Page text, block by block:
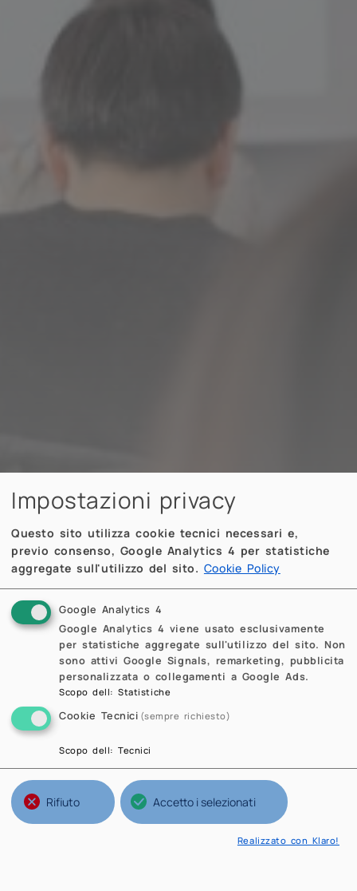
Impostazioni privacy
Questo sito utilizza cookie tecnici necessari e,
previo consenso, Google Analytics 4 per statistiche
aggregate sull'utilizzo del sito. Cookie Policy
Google Analytics 4
Google Analytics 4 viene usato esclusivamente
per statistiche aggregate sull'utilizzo del sito. Non
sono attivi Google Signals, remarketing, pubblicita
personalizzata o collegamenti a Google Ads.
Scopo dell:Statistiche
Cookie Tecnici (sempre richiesto)
Scopo dell:Tecnici
Rifiuto Accetto i selezionati
Realizzato con Klaro!